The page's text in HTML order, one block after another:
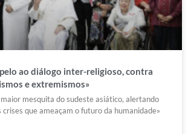
ao diálogo inter-religioso, contra
e extremismos»
mesquita do sudeste asiático, alertando
que ameaçam o futuro da humanidade»